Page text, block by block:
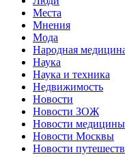
Места
Мнения
Мода
Народная
Наука
Наука и техника
Недвижимость
Новости
Новости ЗОЖ
Новости медицины
Новости Москвы
Новости